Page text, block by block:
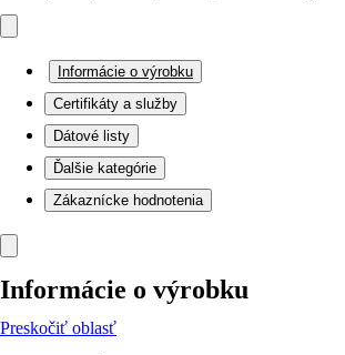
Informácie o výrobku
Certifikáty a služby
Dátové listy
Ďalšie kategórie
Zákaznícke hodnotenia
Informácie o výrobku
Preskočiť oblasť